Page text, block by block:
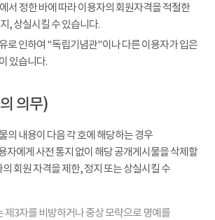
서 정한 바에 따라 이용자의 회원자격을 적절한
, 상실시킬 수 있습니다.
로 인하여 "독립기념관"이나 다른 이용자가 입은
있습니다.
의무)
의 내용이 다음 각 호에 해당하는 경우
자에게 사전 통지 없이 해당 공개게시물을 삭제할
회원 자격을 제한, 정지 또는 상실시킬 수
제3자를 비방하거나 중상 모략으로 명예를